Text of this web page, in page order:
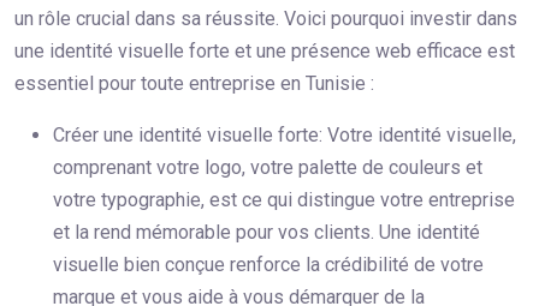
un rôle crucial dans sa réussite. Voici pourquoi investir dans
une identité visuelle forte et une présence web efficace est
essentiel pour toute entreprise en Tunisie :
Créer une identité visuelle forte: Votre identité visuelle,
comprenant votre logo, votre palette de couleurs et
votre typographie, est ce qui distingue votre entreprise
et la rend mémorable pour vos clients. Une identité
visuelle bien conçue renforce la crédibilité de votre
marque et vous aide à vous démarquer de la